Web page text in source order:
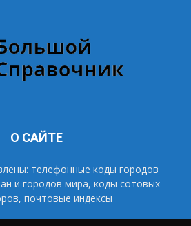
О САЙТЕ
телефонные коды городов
и городов мира, коды сотовых
почтовые индексы